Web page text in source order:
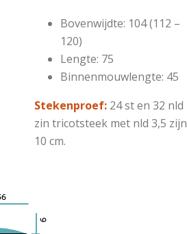
Bovenwijdte: 104 (112 –
120)
Lengte: 75
Binnenmouwlengte: 45
Stekenproef: 24 st en 32 nld
zin tricotsteek met nld 3,5 zijn
10 cm.